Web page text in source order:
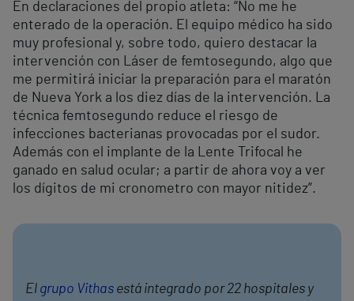
En declaraciones del propio atleta: “No me he
enterado de la operación. El equipo médico ha sido
muy profesional y, sobre todo, quiero destacar la
intervención con Láser de femtosegundo, algo que
me permitirá iniciar la preparación para el maratón
de Nueva York a los diez días de la intervención. La
técnica femtosegundo reduce el riesgo de
infecciones bacterianas provocadas por el sudor.
Además con el implante de la Lente Trifocal he
ganado en salud ocular; a partir de ahora voy a ver
los dígitos de mi cronometro con mayor nitidez”.
El grupo Vithas está integrado por 22 hospitales y